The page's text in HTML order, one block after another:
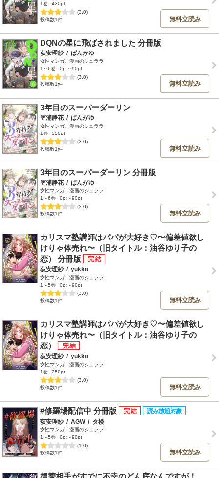
1巻
430pt
(3.0)
投稿数1件
無料立読み
DQNの星に飛ばされました 分冊版
荻安理紗 / ぱんがゆ
女性マンガ、漫画のシュララ
1～6巻
0pt～90pt
(3.0)
投稿数1件
無料立読み
3年目のスーパーダーリン
笠浦静花 / ぱんがゆ
女性マンガ、漫画のシュララ
1巻
350pt
(3.0)
投稿数1件
無料立読み
3年目のスーパーダーリン 分冊版
笠浦静花 / ぱんがゆ
女性マンガ、漫画のシュララ
1～6巻
0pt～90pt
(3.0)
投稿数1件
無料立読み
カリスマ塾講師はパパが大好き♡〜偏差値欲し
けりゃ体売れ〜（旧タイトル：油谷ゆり子の
恋） 分冊版
荻安理紗 / yukko
女性マンガ、漫画のシュララ
1～5巻
0pt～90pt
(3.0)
投稿数1件
無料立読み
カリスマ塾講師はパパが大好き♡〜偏差値欲し
けりゃ体売れ〜（旧タイトル：油谷ゆり子の
恋）
荻安理紗 / yukko
女性マンガ、漫画のシュララ
1巻
350pt
(3.0)
投稿数1件
無料立読み
#修羅場配信中 分冊版
荻安理紗 / AGW / タ楼
女性マンガ、漫画のシュララ
1～5巻
0pt～90pt
(1.0)
投稿数1件
無料立読み
復讐相手がすでに不幸のどん底なんですが！